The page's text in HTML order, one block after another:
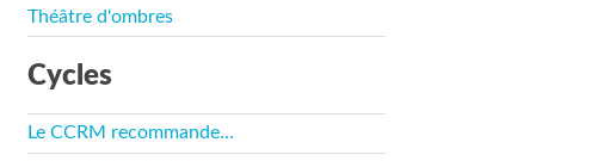
Théâtre d'ombres
Cycles
Le CCRM recommande…